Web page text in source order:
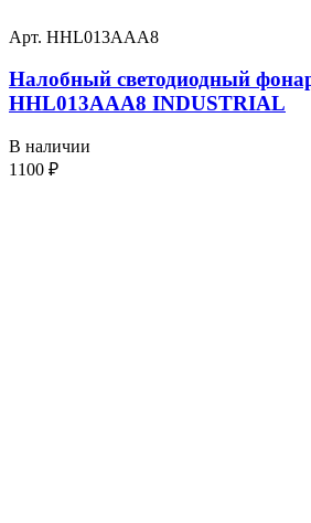
Арт. HHL013AAA8
Налобный светодиодный
HHL013AAA8 INDUSTRIAL
В наличии
1100 ₽